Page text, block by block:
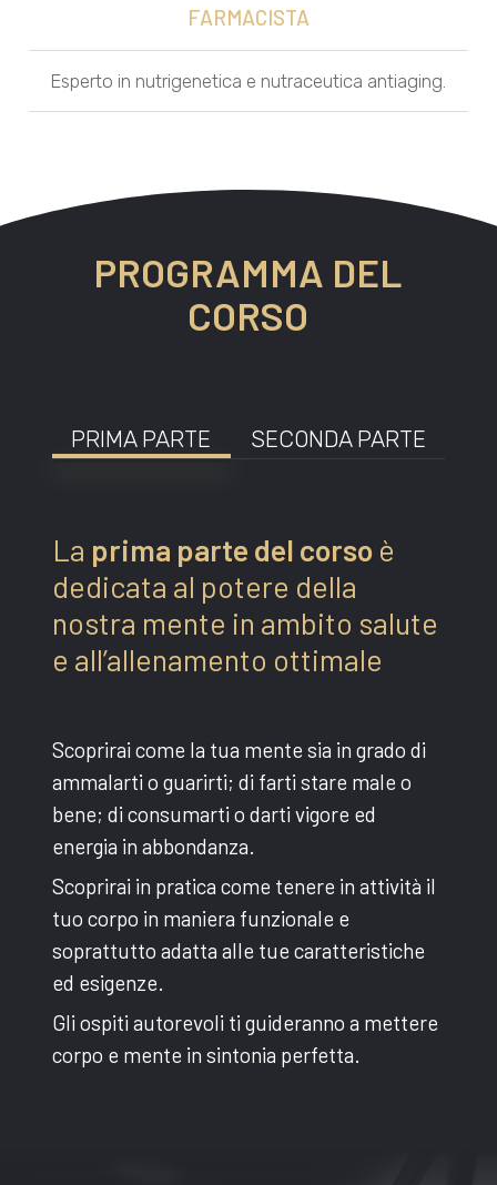
FARMACISTA
Esperto in nutrigenetica e nutraceutica antiaging.
PROGRAMMA DEL
CORSO
PRIMA PARTE SECONDA PARTE
La prima parte del corsoè
dedicata al potere della
nostra mente in ambito salute
e all’allenamento ottimale
Scoprirai come la tua mente sia in grado di
ammalarti o guarirti; di farti stare male o
bene; di consumarti o darti vigore ed
energia in abbondanza.
Scoprirai in pratica come tenere in attività il
tuo corpo in maniera funzionale e
soprattutto adatta alle tue caratteristiche
ed esigenze.
Gli ospiti autorevoli ti guideranno a mettere
corpo e mente in sintonia perfetta.